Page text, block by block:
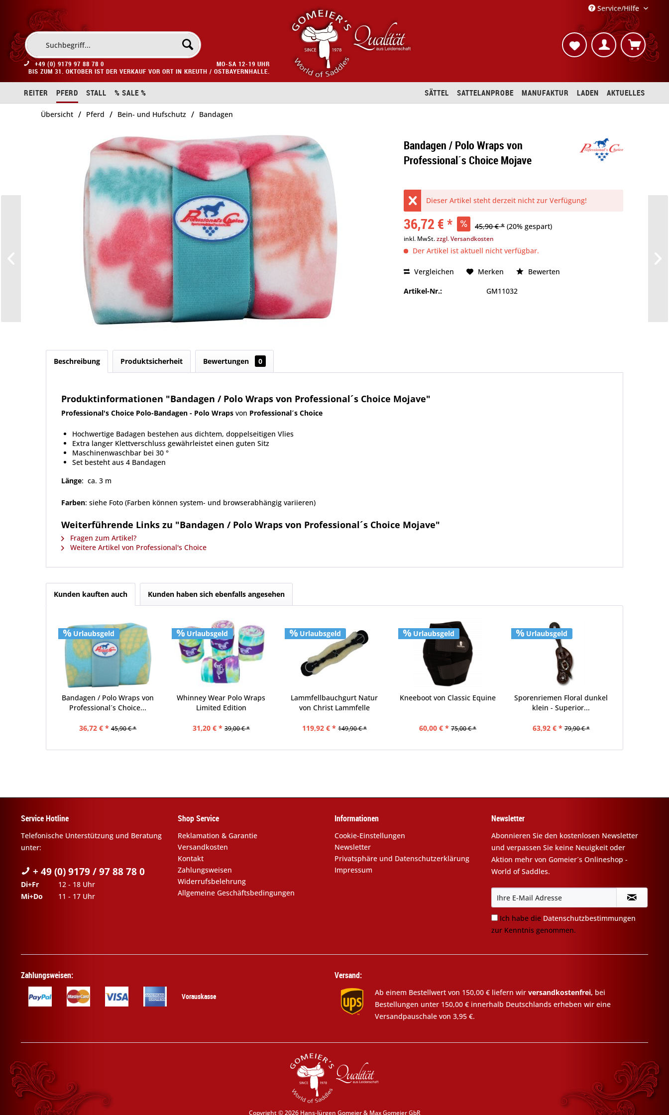
Service/Hilfe
+49 (0) 9179 97 88 78 0
MO-SA 12-19 UHR
BIS ZUM 31. OKTOBER IST DER VERKAUF VOR ORT IN KREUTH / OSTBAYERNHALLE.
REITER PFERD STALL % SALE % AKTUELLES
LADEN
MANUFAKTUR
SATTELANPROBE
SÄTTEL
Übersicht / Pferd / Bein- und Hufschutz / Bandagen
Bandagen / Polo Wraps von
Professional´s Choice Mojave
Dieser Artikel steht derzeit nicht zur Verfügung!
36,72 € * 45,90 € * (20% gespart)
inkl. MwSt.zzgl. Versandkosten
Der Artikel ist aktuell nicht verfügbar.
Vergleichen Merken Bewerten
Artikel-Nr.: GM11032
Beschreibung Produktsicherheit Bewertungen 0
Produktinformationen "Bandagen / Polo Wraps von Professional´s Choice Mojave"
Professional's Choice Polo-Bandagen - Polo Wraps von Professional´s Choice
Hochwertige Badagen bestehen aus dichtem, doppelseitigen Vlies
Extra langer Klettverschluss gewährleistet einen guten Sitz
Maschinenwaschbar bei 30 °
Set besteht aus 4 Bandagen
Länge: ca. 3 m
Farben: siehe Foto (Farben können system- und browserabhängig variieren)
Weiterführende Links zu "Bandagen / Polo Wraps von Professional´s Choice Mojave"
Fragen zum Artikel?
Weitere Artikel von Professional's Choice
Kunden kauften auch Kunden haben sich ebenfalls angesehen
Urlaubsgeld
Bandagen / Polo Wraps von
Professional´s Choice...
36,72 € * 45,90 € *
Urlaubsgeld
Whinney Wear Polo Wraps
Limited Edition
31,20 € * 39,00 € *
Urlaubsgeld
Lammfellbauchgurt Natur
von Christ Lammfelle
119,92 € * 149,90 € *
Urlaubsgeld
Kneeboot von Classic Equine
60,00 € * 75,00 € *
Urlaubsgeld
Sporenriemen Floral dunkel
klein - Superior...
63,92 € * 79,90 € *
Service Hotline
Telefonische Unterstützung und Beratung
unter:
+ 49 (0) 9179 / 97 88 78 0
Di+Fr
12 - 18 Uhr
Mi+Do
11 - 17 Uhr
Shop Service
Reklamation & Garantie
Versandkosten
Kontakt
Zahlungsweisen
Widerrufsbelehrung
Allgemeine Geschäftsbedingungen
Informationen
Cookie-Einstellungen
Newsletter
Privatsphäre und Datenschutzerklärung
Impressum
Newsletter
Abonnieren Sie den kostenlosen Newsletter
und verpassen Sie keine Neuigkeit oder
Aktion mehr von Gomeier´s Onlineshop -
World of Saddles.
Ich habe die Datenschutzbestimmungen
zur Kenntnis genommen.
Zahlungsweisen:
Vorauskasse
Versand:
Ab einem Bestellwert von 150,00 € liefern wir versandkostenfrei, bei
Bestellungen unter 150,00 € innerhalb Deutschlands erheben wir eine
Versandpauschale von 3,95 €.
Copyright © 2026 Hans-Jürgen Gomeier & Max Gomeier GbR